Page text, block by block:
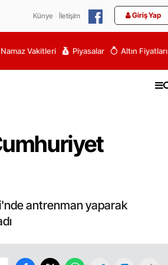
Künye İletişim Giriş Yap
Namaz Vakitleri Piyasalar Altın Fiyatları
antrenman yaparak